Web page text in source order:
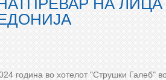
НА
година во хотелот "Струшки Галеб"